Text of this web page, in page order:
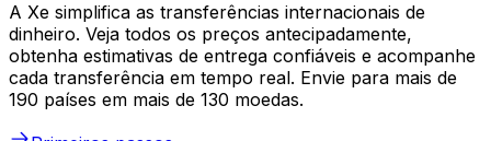
A Xe simplifica as transferências internacionais de
dinheiro. Veja todos os preços antecipadamente,
obtenha estimativas de entrega confiáveis e acompanhe
cada transferência em tempo real. Envie para mais de
190 países em mais de 130 moedas.